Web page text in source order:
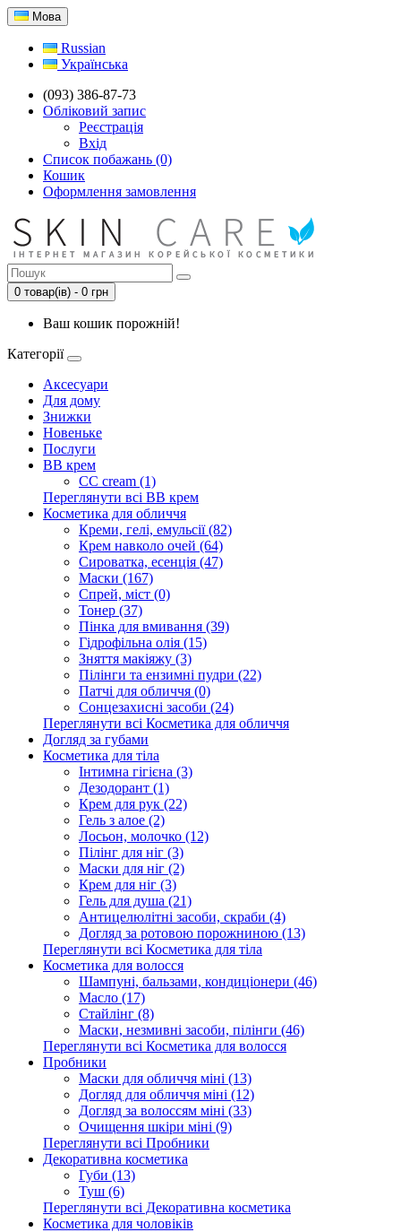
Мова
Russian
Українська
(093) 386-87-73
Обліковий запис
Реєстрація
Вхід
Список побажань (0)
Кошик
Оформлення замовлення
0 товар(ів) - 0 грн
Ваш кошик порожній!
Категорії
Аксесуари
Для дому
Знижки
Новеньке
Послуги
BB крем
CC cream (1)
Переглянути всі BB крем
Косметика для обличчя
Креми, гелі, емульсії (82)
Крем навколо очей (64)
Сироватка, есенція (47)
Маски (167)
Спрей, міст (0)
Тонер (37)
Пінка для вмивання (39)
Гідрофільна олія (15)
Зняття макіяжу (3)
Пілінги та ензимні пудри (22)
Патчі для обличчя (0)
Сонцезахисні засоби (24)
Переглянути всі Косметика для обличчя
Догляд за губами
Косметика для тіла
Інтимна гігієна (3)
Дезодорант (1)
Крем для рук (22)
Гель з алое (2)
Лосьон, молочко (12)
Пілінг для ніг (3)
Маски для ніг (2)
Крем для ніг (3)
Гель для душа (21)
Антицелюлітні засоби, скраби (4)
Догляд за ротовою порожниною (13)
Переглянути всі Косметика для тіла
Косметика для волосся
Шампуні, бальзами, кондиціонери (46)
Масло (17)
Стайлінг (8)
Маски, незмивні засоби, пілінги (46)
Переглянути всі Косметика для волосся
Пробники
Маски для обличчя міні (13)
Догляд для обличчя міні (12)
Догляд за волоссям міні (33)
Очищення шкіри міні (9)
Переглянути всі Пробники
Декоративна косметика
Губи (13)
Туш (6)
Переглянути всі Декоративна косметика
Косметика для чоловіків